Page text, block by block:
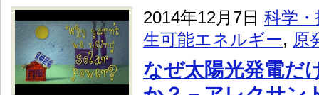
2014年12月7日 科学
生可能エネルギー, 原
なぜ太陽光発電だ